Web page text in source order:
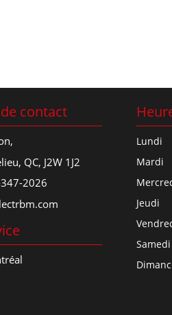
contact
QC, J2W 1J2
2026
Lundi
Mardi
Jeudi
Samedi